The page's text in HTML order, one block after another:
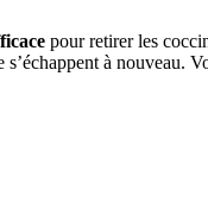
pour retirer les
à nouveau.